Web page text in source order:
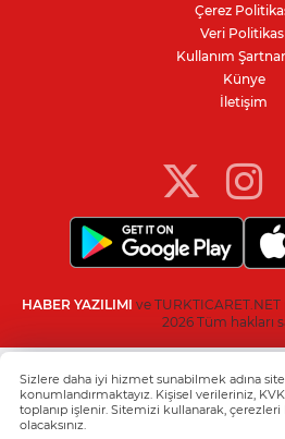
Ceuta göçmen
karşı sınır kontrolü
Bursa’da yasa
Çerez
Veri
Kullanım
Künye
İletişim
HABER YAZILIMI ve
2026 Tüm hakları
Sizlere daha iyi hizmet sunabilmek adına
konumlandırmaktayız. Kişisel verileriniz,
toplanıp işlenir. Sitemizi kullanarak,
olacaksınız.